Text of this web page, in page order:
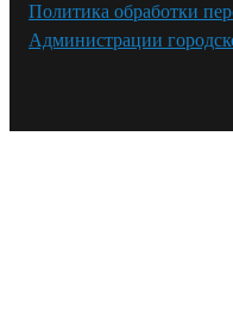
Политика обработки
Администрации